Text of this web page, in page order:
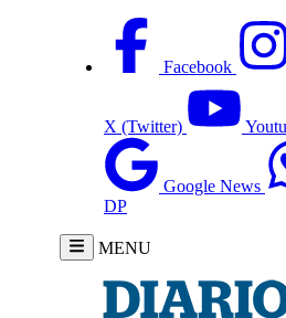
Facebook
X (Twitter)
Google News
DP
MENU